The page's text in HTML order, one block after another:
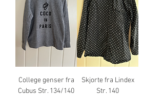
College genser fra
Cubus Str. 134/140
Skjorte fra Lindex
Str. 140